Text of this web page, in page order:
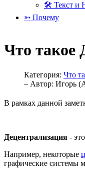
🛠 Текст и
➳ Почему
Что такое
Категория: Что
– Автор: Игорь
В рамках данной
Децентрализация -
Например, некоторые
графические системы